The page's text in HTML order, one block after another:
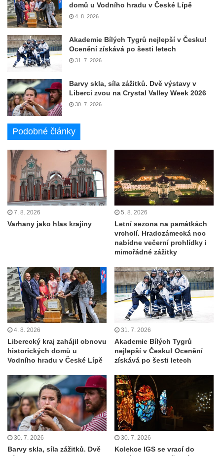
domů u Vodního hradu v České Lípě
4. 8. 2026
Akademie Bílých Tygrů nejlepší v Česku!
Ocenění získává po šesti letech
31. 7. 2026
Barvy skla, síla zážitků. Dvě výstavy v
Liberci zvou na Crystal Valley Week 2026
30. 7. 2026
Podobné články
7. 8. 2026
Varhany jako hlas krajiny
5. 8. 2026
Letní sezona na památkách
vrcholí. Hradozámecká noc
nabídne večerní prohlídky i
mimořádné zážitky
4. 8. 2026
Liberecký kraj zahájil obnovu
historických domů u
Vodního hradu v České Lípě
31. 7. 2026
Akademie Bílých Tygrů
nejlepší v Česku! Ocenění
získává po šesti letech
30. 7. 2026
Barvy skla, síla zážitků. Dvě
30. 7. 2026
Kolekce IGS se vrací do